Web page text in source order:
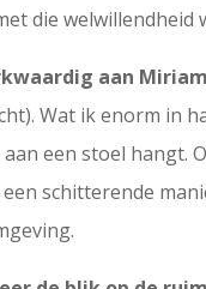
die
aan
Wat ik enorm in
een stoel hangt.
schitterende